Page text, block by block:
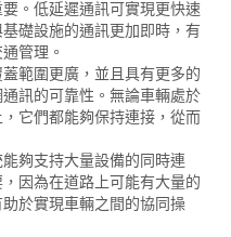
。低延遲通訊可實現更快速
礎設施的通訊更加即時，有
管理。
範圍更廣，並且具有更多的
訊的可靠性。無論車輛處於
它們都能夠保持連接，從而
夠支持大量設備的同時連
因為在道路上可能有大量的
於實現車輛之間的協同操